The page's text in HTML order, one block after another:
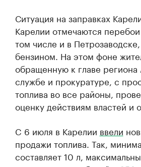
Ситуация на заправках
Карелии отмечаются
том числе и в
бензином. На этом фоне
обращенную к главе
службе и прокуратуре, с
топлива во все районы,
оценку действиям властей и
C 6 июля в Карелии ввели
продажи топлива. Так,
составляет 10 л,